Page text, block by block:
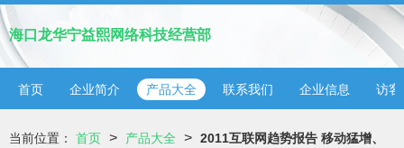
海口龙华宁益熙网络科技经营部
首页 企业简介 产品大全 联系我们 企业信息 访客
当前位置： 首页 > 产品大全 > 2011互联网趋势报告 移动猛增、